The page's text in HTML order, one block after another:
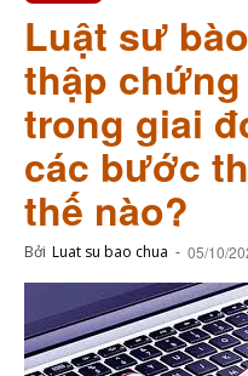
Luật sư
thập
trong giai
các bước
thế nào?
Bởi Luat su bao chua - 05/10/